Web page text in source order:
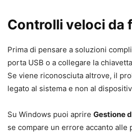
Controlli veloci da
Prima di pensare a soluzioni
porta USB o a collegare la
Se viene riconosciuta altrove, il
legato al sistema e non al
Su Windows puoi aprire Gestione
se compare un errore accanto alle